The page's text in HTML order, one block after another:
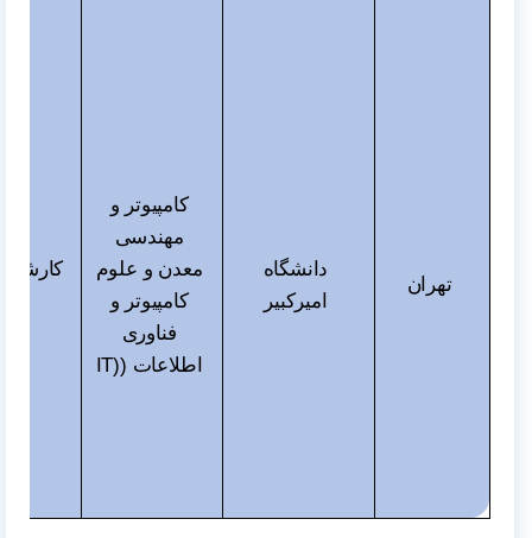
تهران
دانشگاه
امیرکبیر
کامپیوتر و
مهندسی
معدن و علوم
کامپیوتر و
فناوری
اطلاعات (IT)